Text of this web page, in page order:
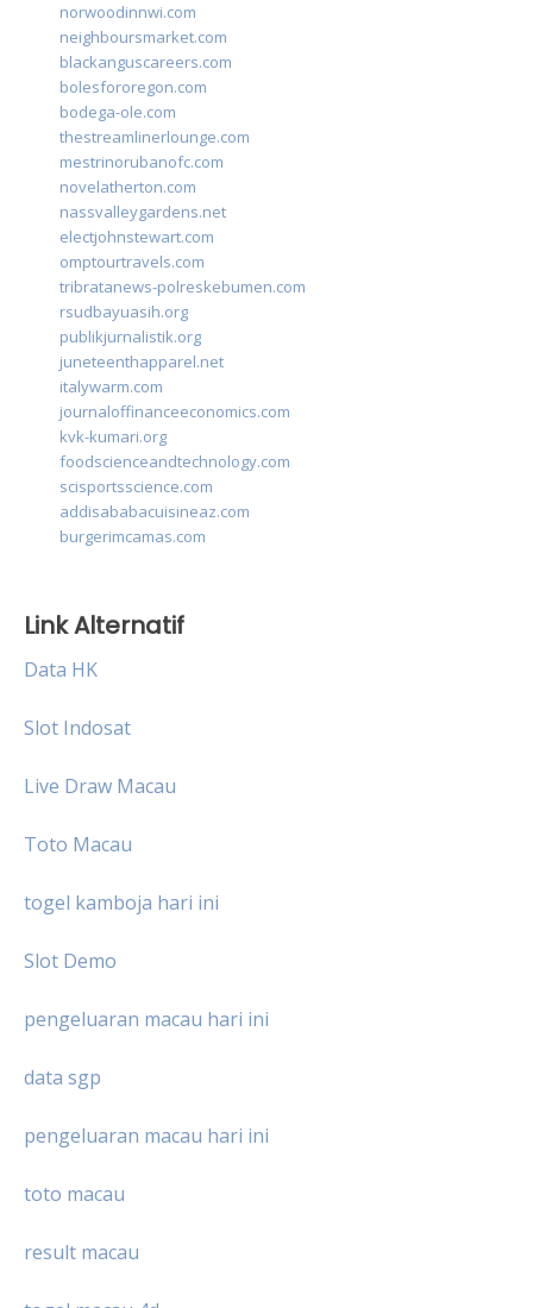
norwoodinnwi.com
neighboursmarket.com
blackanguscareers.com
bolesfororegon.com
bodega-ole.com
thestreamlinerlounge.com
mestrinorubanofc.com
novelatherton.com
nassvalleygardens.net
electjohnstewart.com
omptourtravels.com
tribratanews-polreskebumen.com
rsudbayuasih.org
publikjurnalistik.org
juneteenthapparel.net
italywarm.com
journaloffinanceeconomics.com
kvk-kumari.org
foodscienceandtechnology.com
scisportsscience.com
addisababacuisineaz.com
burgerimcamas.com
Link Alternatif
Data HK
Slot Indosat
Live Draw Macau
Toto Macau
togel kamboja hari ini
Slot Demo
pengeluaran macau hari ini
data sgp
pengeluaran macau hari ini
toto macau
result macau